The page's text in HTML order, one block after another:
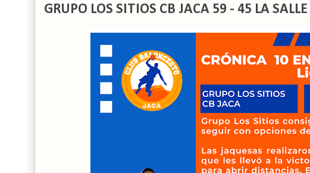
GRUPO LOS SITIOS CB JACA 59 - 45 LA